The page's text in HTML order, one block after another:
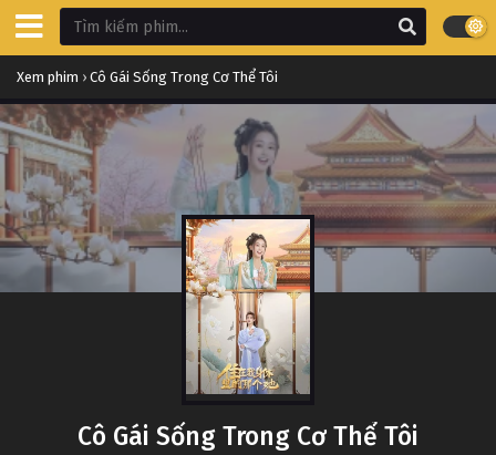
Xem phim › Cô Gái Sống Trong Cơ Thể Tôi
Cô Gái Sống Trong Cơ Thể Tôi